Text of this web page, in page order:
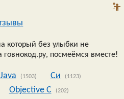
который без улыбки не
говнокод.ру, посмеёмся вместе!
Java (1503) Си (1123)
Objective C (202)